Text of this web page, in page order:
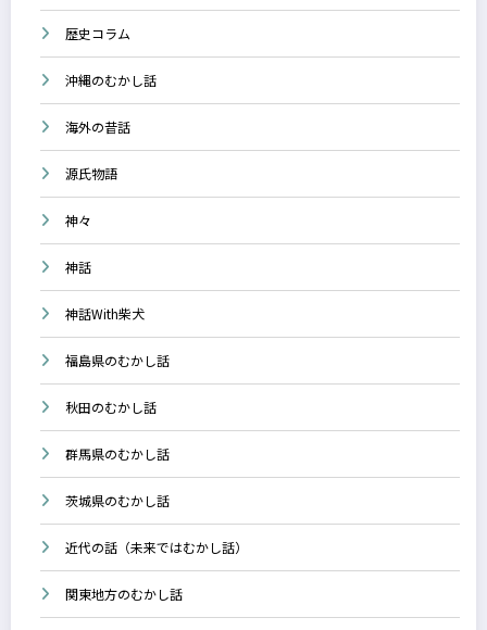
歴史コラム
沖縄のむかし話
海外の昔話
源氏物語
神々
神話
神話With柴犬
福島県のむかし話
秋田のむかし話
群馬県のむかし話
茨城県のむかし話
近代の話（未来ではむかし話）
関東地方のむかし話